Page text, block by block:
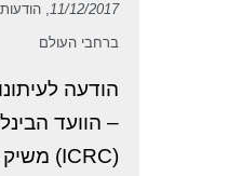
11/12/2017
,
ברחבי העולם
– הוועד
(ICRC) משיק היום ...